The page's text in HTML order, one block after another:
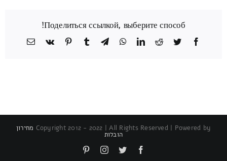
Поделиться ссылкой, выберите способ!
Facebook
Twitter
Reddit
LinkedIn
WhatsApp
Telegram
Tumblr
Pinterest
Vk
כתובת
Copyright 2012 - 2022 | All Rights Reserved | Powered by מחירון
הובלות
Facebook
Twitter
Instagram